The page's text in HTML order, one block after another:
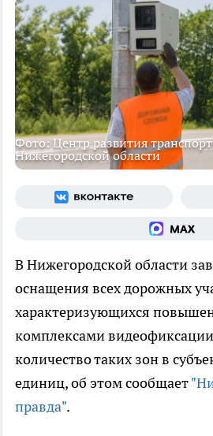
Фото: Центр развития
Нижегородской области
В Нижегородской области
оснащения всех дорожных
характеризующихся
комплексами
количество таких зон в
единиц, об этом сообщает
правда".